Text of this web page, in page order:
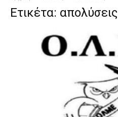
Ετικέτα: απολύσεις